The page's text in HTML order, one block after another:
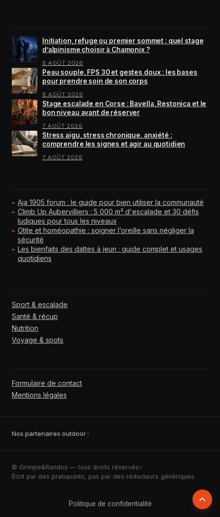
Initiation, refuge ou premier sommet : quel stage
d’alpinisme choisir à Chamonix ?
8 AOÛT 2026
Peau souple, FPS 30 et gestes doux : les bases
pour prendre soin de son corps
8 AOÛT 2026
Stage escalade en Corse : Bavella, Restonica et le
bon niveau avant de réserver
7 AOÛT 2026
Stress aigu, stress chronique, anxiété :
comprendre les signes et agir au quotidien
7 AOÛT 2026
Aja 1905 forum : le guide pour bien utiliser la communauté
Climb Up Aubervilliers : 5 000 m² d'escalade et 30 défis
ludiques pour tous les niveaux
Otite et homéopathie : soigner l’oreille sans négliger la
sécurité
Les bienfaits des dattes à jeun : guide complet et usages
quotidiens
Sport & escalade
Santé & récup
Nutrition
Voyage & spots
Formulaire de contact
Mentions légales
Nos partenaires outdoor :
© Grimpe&Randos — tous droits réservés •
Écrit par des pratiquants, pas par des rédacteurs génériques.
Politique de confidentialité